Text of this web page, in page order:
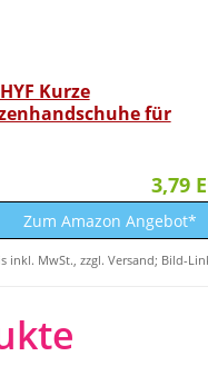
Kurze
für
3,79
Zum Amazon Angebot*
inkl. MwSt., zzgl. Versand; Bild-